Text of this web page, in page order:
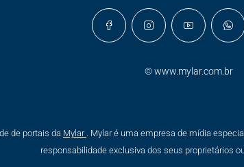
©www.mylar.com.br
de portais da Mylar . Mylar é uma empresa de mídia
responsabilidade exclusiva dos seus proprietários